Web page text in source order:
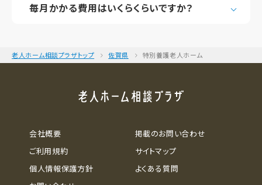
毎月かかる費用はいくらくらいですか？
老人ホーム相談プラザトップ 佐賀県 特別養護老人ホーム
会社概要
ご利用規約
個人情報保護方針
掲載のお問い合わせ
サイトマップ
よくある質問